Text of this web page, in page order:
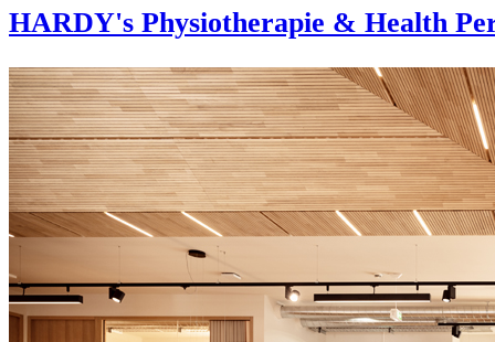
HARDY's Physiotherapie & Health